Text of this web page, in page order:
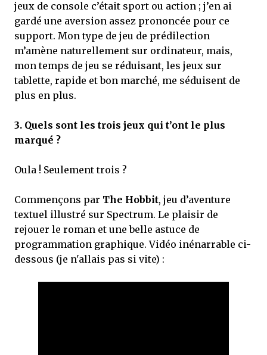
jeux de console c’était sport ou action ; j’en ai
gardé une aversion assez prononcée pour ce
support. Mon type de jeu de prédilection
m’amène naturellement sur ordinateur, mais,
mon temps de jeu se réduisant, les jeux sur
tablette, rapide et bon marché, me séduisent de
plus en plus.
3. Quels sont les trois jeux qui t’ont le plus
marqué ?
Oula ! Seulement trois ?
Commençons par The Hobbit, jeu d’aventure
textuel illustré sur Spectrum. Le plaisir de
rejouer le roman et une belle astuce de
programmation graphique. Vidéo inénarrable ci-
dessous (je n'allais pas si vite) :